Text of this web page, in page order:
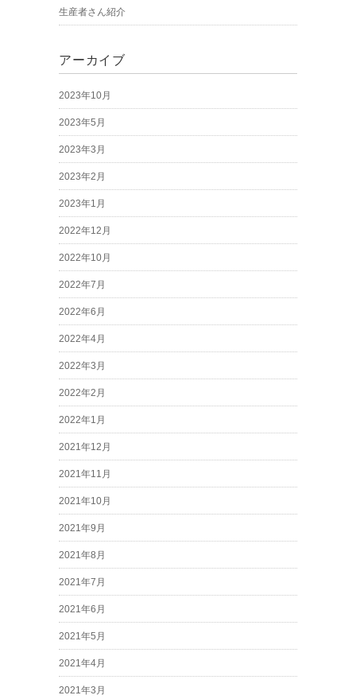
生産者さん紹介
アーカイブ
2023年10月
2023年5月
2023年3月
2023年2月
2023年1月
2022年12月
2022年10月
2022年7月
2022年6月
2022年4月
2022年3月
2022年2月
2022年1月
2021年12月
2021年11月
2021年10月
2021年9月
2021年8月
2021年7月
2021年6月
2021年5月
2021年4月
2021年3月